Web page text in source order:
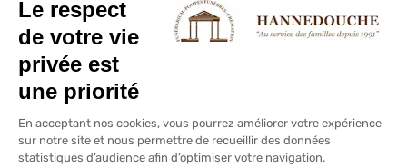
© Copyright PFHANNEDOUCHE -2026 -Mentions légales
Politique de cookies